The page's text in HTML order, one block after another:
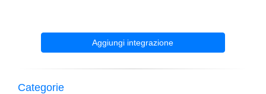
Aggiungi integrazione
Categorie